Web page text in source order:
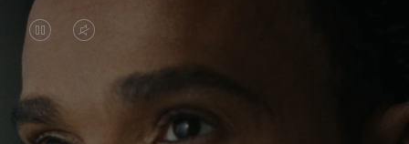
VIDEO
PAUSED,
VIDEO
MUTED,
ルイス・ハミルトンは、サーキットでの輝かしい